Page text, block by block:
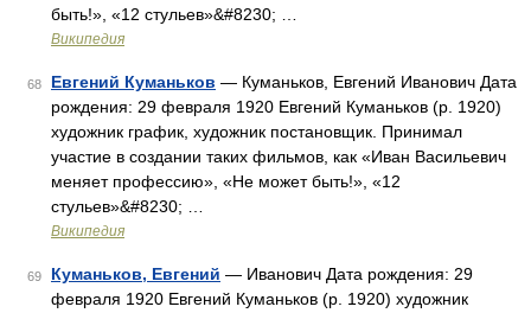
быть!», «12 стульев»&#8230; …
Википедия
68 Евгений Куманьков — Куманьков, Евгений Иванович Дата
рождения: 29 февраля 1920 Евгений Куманьков (р. 1920)
художник график, художник постановщик. Принимал
участие в создании таких фильмов, как «Иван Васильевич
меняет профессию», «Не может быть!», «12
стульев»&#8230; …
Википедия
69 Куманьков, Евгений — Иванович Дата рождения: 29
февраля 1920 Евгений Куманьков (р. 1920) художник